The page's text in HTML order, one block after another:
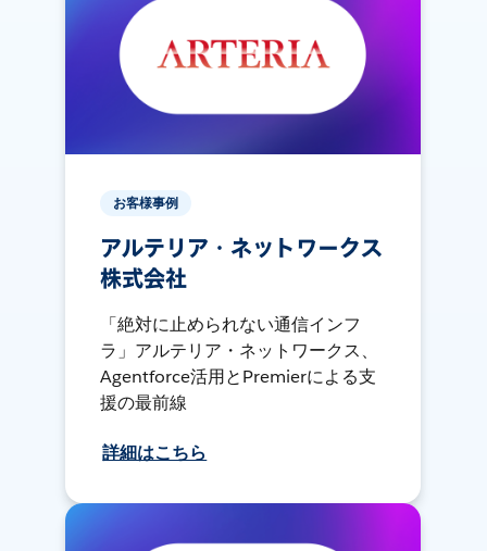
お客様事例
アルテリア・ネットワークス
株式会社
「絶対に止められない通信インフ
ラ」アルテリア・ネットワークス、
Agentforce活用とPremierによる支
援の最前線
詳細はこちら